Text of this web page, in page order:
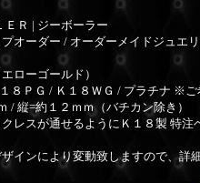
ＥＲ | ジーボーラー
オーダー / オーダーメイドジュエ
ローゴールド）
８ＰＧ / Ｋ１８ＷＧ / プラチナ ※
/ 縦=約１２ｍｍ（バチカン除き）
レスが通せるようにＫ１８製 特注
インにより変動致しますので、詳